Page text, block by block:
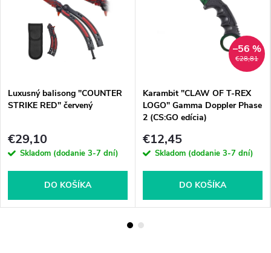
Luxusný balisong "COUNTER
STRIKE RED" červený
€29,10
Skladom (dodanie 3-7 dní)
DO KOŠÍKA
€28,81
–56 %
Karambit "CLAW OF T-REX
LOGO" Gamma Doppler Phase
2 (CS:GO edícia)
€12,45
Skladom (dodanie 3-7 dní)
DO KOŠÍKA